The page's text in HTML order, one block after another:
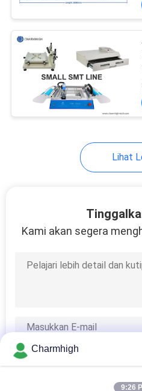
Lihat
Kami akan segera
Charmhigh
9:26